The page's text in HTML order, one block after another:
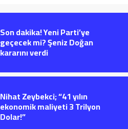
Son dakika! Yeni Parti’ye
geçecek mi? Şeniz Doğan
kararını verdi
Nihat Zeybekci; “41 yılın
ekonomik maliyeti 3 Trilyon
Dolar!”